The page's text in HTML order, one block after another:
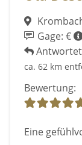
Gage: €
ca. 62 km
Bewertung:
Eine